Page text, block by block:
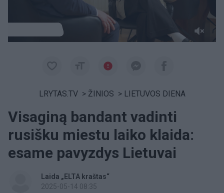
LRYTAS.TV > ŽINIOS > LIETUVOS DIENA
Visaginą bandant vadinti
rusišku miestu laiko klaida:
esame pavyzdys Lietuvai
Laida „ELTA kraštas“
2025-05-14 08:35